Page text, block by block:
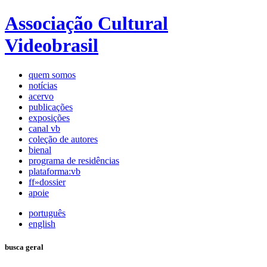
Associação Cultural
Videobrasil
quem somos
notícias
acervo
publicações
exposições
canal vb
coleção de autores
bienal
programa de residências
plataforma:vb
ff»dossier
apoie
português
english
busca geral